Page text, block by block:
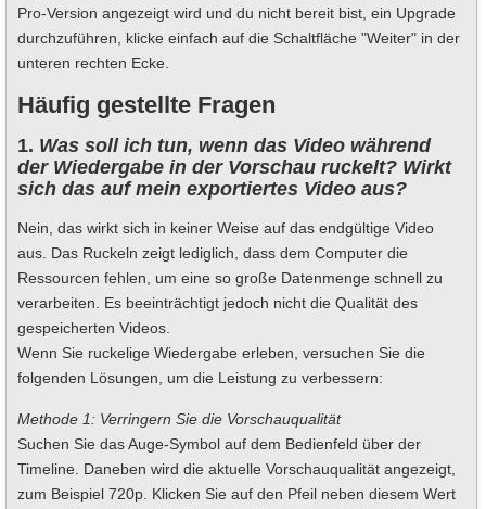
Pro-Version angezeigt wird und du nicht bereit bist, ein Upgrade
durchzuführen, klicke einfach auf die Schaltfläche "Weiter" in der
unteren rechten Ecke.
Häufig gestellte Fragen
1. Was soll ich tun, wenn das Video während
der Wiedergabe in der Vorschau ruckelt? Wirkt
sich das auf mein exportiertes Video aus?
Nein, das wirkt sich in keiner Weise auf das endgültige Video
aus. Das Ruckeln zeigt lediglich, dass dem Computer die
Ressourcen fehlen, um eine so große Datenmenge schnell zu
verarbeiten. Es beeinträchtigt jedoch nicht die Qualität des
gespeicherten Videos.
Wenn Sie ruckelige Wiedergabe erleben, versuchen Sie die
folgenden Lösungen, um die Leistung zu verbessern:
Methode 1: Verringern Sie die Vorschauqualität
Suchen Sie das Auge-Symbol auf dem Bedienfeld über der
Timeline. Daneben wird die aktuelle Vorschauqualität angezeigt,
zum Beispiel 720p. Klicken Sie auf den Pfeil neben diesem Wert